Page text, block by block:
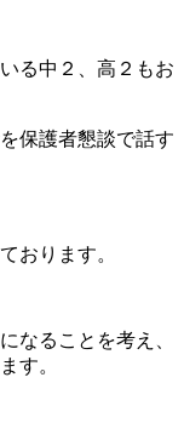
る中２、高２もお
保護者懇談で話す
おります。
なることを考え、
す。